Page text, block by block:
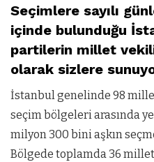
Seçimlere sayılı
içinde bulunduğu
partilerin millet vekili
olarak sizlere
İstanbul genelinde 98
seçim bölgeleri arasında
milyon 300 bini aşkın
Bölgede toplamda 36